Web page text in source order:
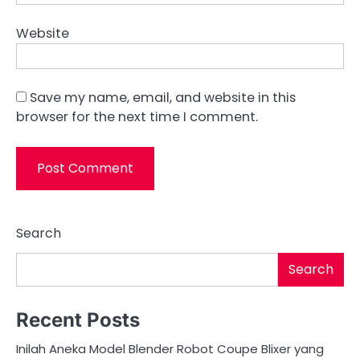
Website
Save my name, email, and website in this
browser for the next time I comment.
Search
Search
Recent Posts
Inilah Aneka Model Blender Robot Coupe Blixer yang